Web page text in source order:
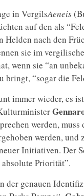
in VergilsAeneis
auf den als
Helden nach den
sie im
wenn sie “an
bringt, “sogar die
immer wieder, es
werden,
werden, und
Initiativen. Der
Priorität”.
der genauen